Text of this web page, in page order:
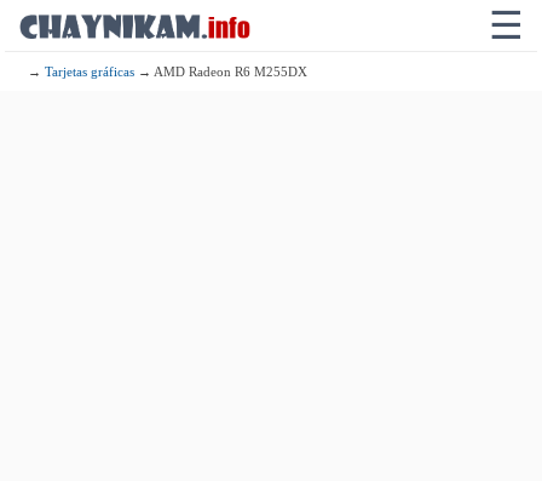
☰
→Tarjetas gráficas → AMD Radeon R6 M255DX